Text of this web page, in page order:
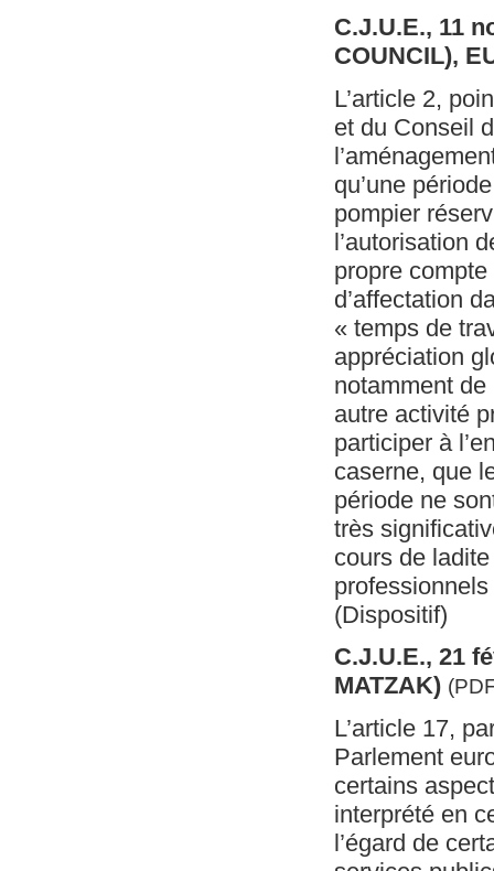
C.J.U.E., 11
COUNCIL),
L’article 2,
et du Conseil
qu’une
pompier
l’autorisation
propre compte
d’affectation
« temps de
appréciation
notamment de
autre activité
participer à
caserne, que
période ne
très
cours de
(Dispositif)
C.J.U.E., 21
MATZAK)
L’article 17,
Parlement
certains
interprété en
l’égard de